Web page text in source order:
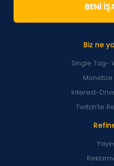
Biz ne
Single Tag-
Monetize
Interest-
Twitch’te
BENİ